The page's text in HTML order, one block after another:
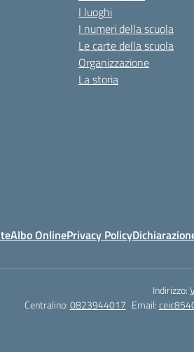
I luoghi
I numeri della scuola
Le carte della scuola
Organizzazione
La storia
Albo OnlinePrivacy Policy
Indirizzo:
Centralino:0823944017 Email: